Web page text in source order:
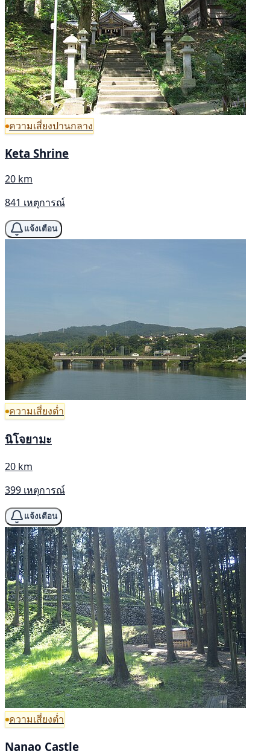
ความเสี่ยงปานกลาง
Keta Shrine
20 km
841 เหตุการณ์
แจ้งเตือน
ความเสี่ยงต่ำ
นิโจยามะ
20 km
399 เหตุการณ์
แจ้งเตือน
ความเสี่ยงต่ำ
Nanao Castle